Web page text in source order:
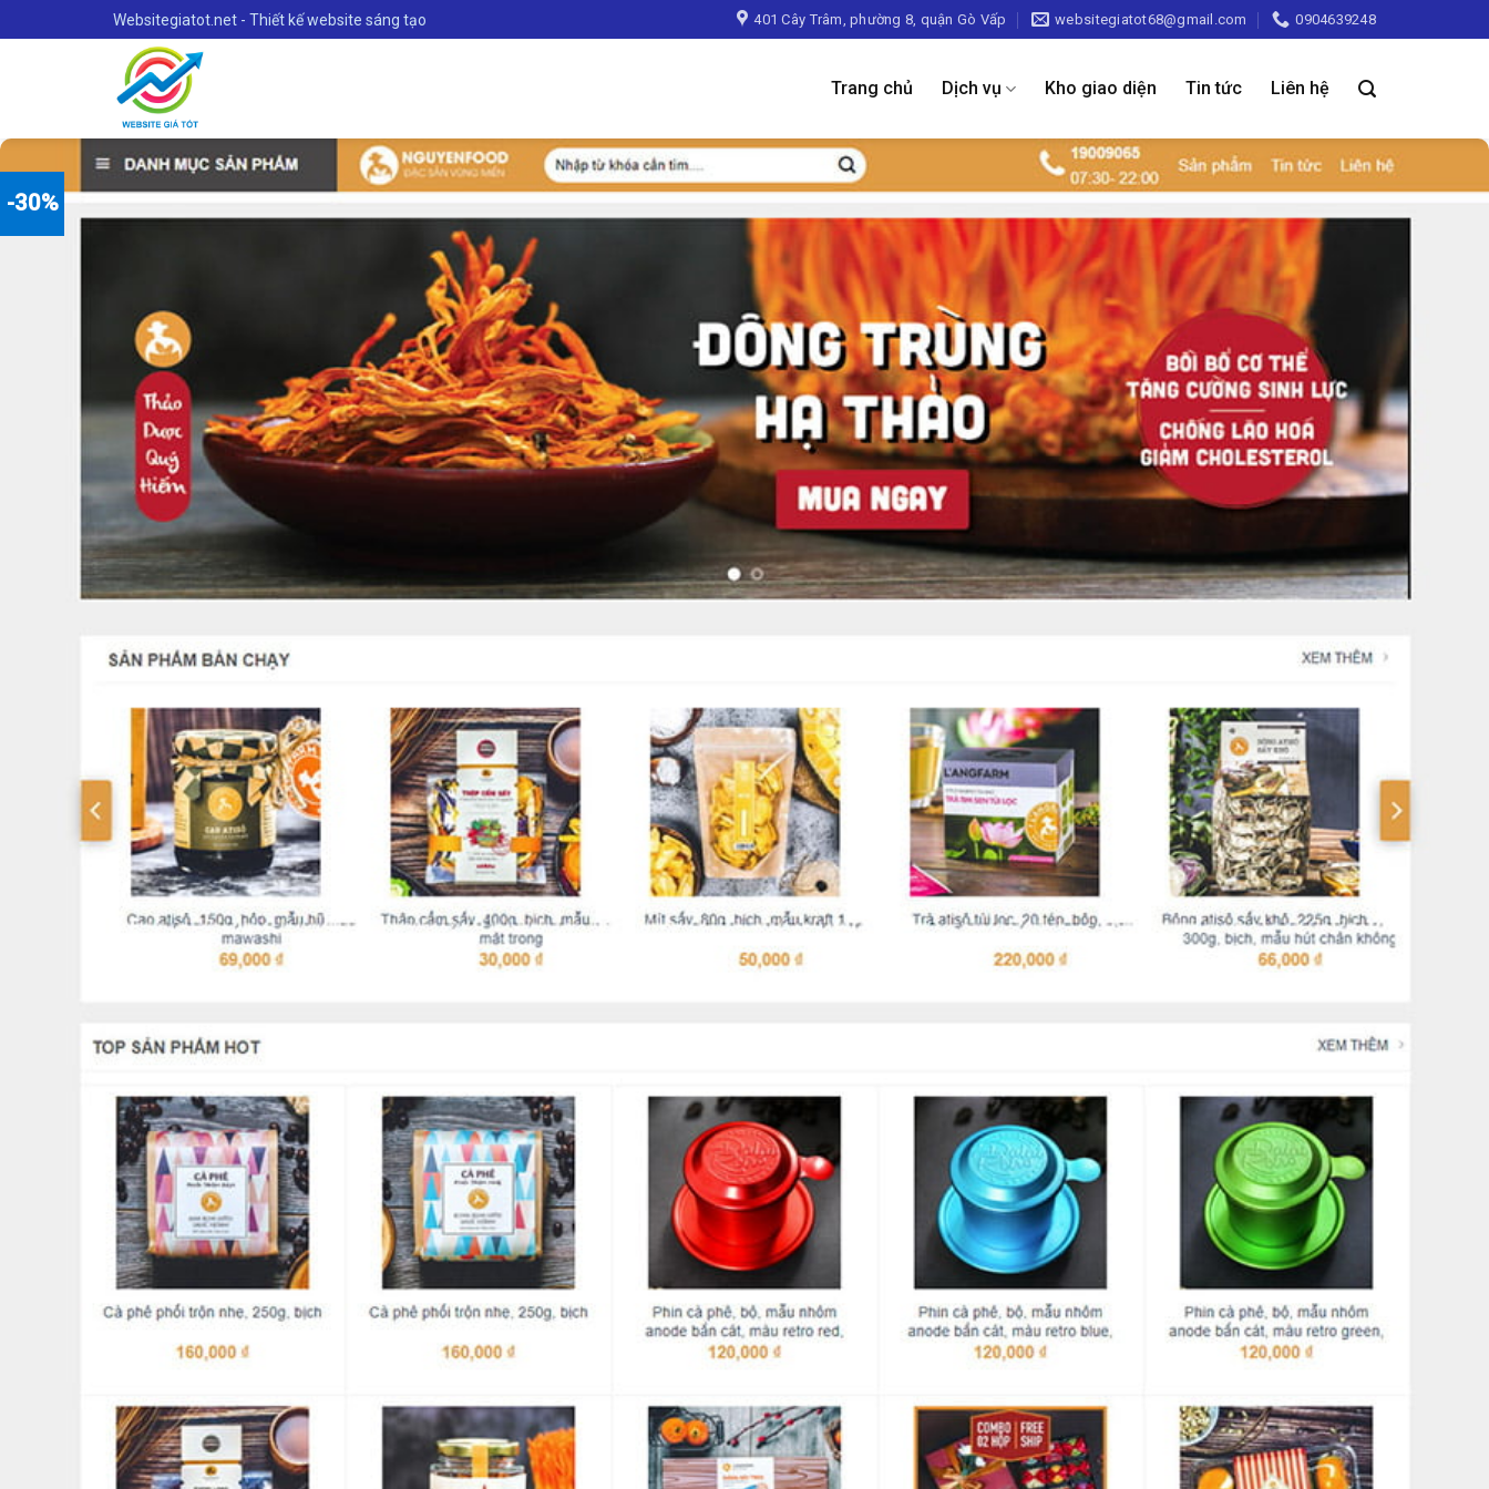
to
Websitegiatot.net - Thiết kế website sáng tạo 401 Cây Trâm, phường 8, quận Gò Vấp websitegiatot68@gmail.com 0904639248
Trang chủ Dịch vụ Kho giao diện Tin tức Liên hệ
-30%